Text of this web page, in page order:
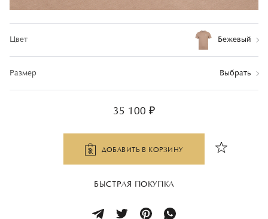
Цвет Бежевый
Размер Выбрать
35 100 ₽
ДОБАВИТЬ В КОРЗИНУ
БЫСТРАЯ ПОКУПКА